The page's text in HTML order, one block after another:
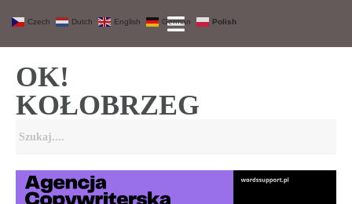
OK!
KOŁOBRZEG
Czech Dutch English German Polish